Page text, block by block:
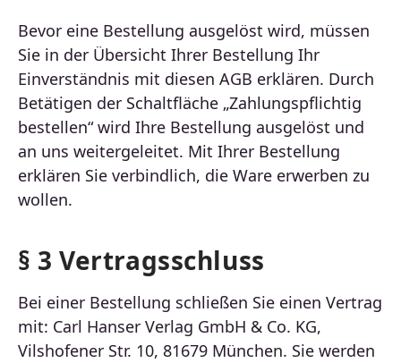
Bevor eine Bestellung ausgelöst wird, müssen
Sie in der Übersicht Ihrer Bestellung Ihr
Einverständnis mit diesen AGB erklären. Durch
Betätigen der Schaltfläche „Zahlungspflichtig
bestellen“ wird Ihre Bestellung ausgelöst und
an uns weitergeleitet. Mit Ihrer Bestellung
erklären Sie verbindlich, die Ware erwerben zu
wollen.
§ 3 Vertragsschluss
Bei einer Bestellung schließen Sie einen Vertrag
mit: Carl Hanser Verlag GmbH & Co. KG,
Vilshofener Str. 10, 81679 München. Sie werden